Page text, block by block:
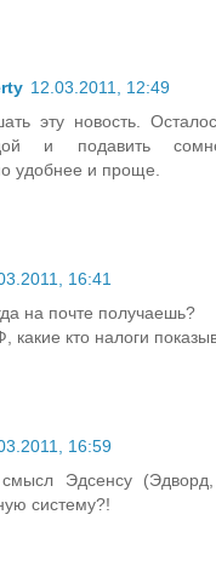
12.03.2011, 12:49
эту новость.
и подавить
удобнее и проще.
16:41
на почте получаешь?
какие кто налоги
16:59
Эдсенсу (Эдворд,
систему?!